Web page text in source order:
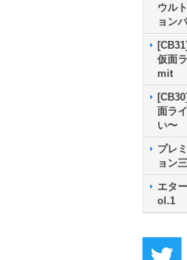
ウル
ョン
仮面
mit
面ラ
い〜
プレ
ョン
エタ
ol.1